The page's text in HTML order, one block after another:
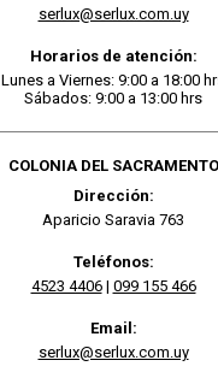
serlux@serlux.com.uy
Horarios de atención:
Lunes a Viernes: 9:00 a 18:00
Sábados: 9:00 a 13:00 hrs
COLONIA DEL SACRAMENTO
Dirección:
Aparicio Saravia 763
Teléfonos:
4523 4406| 099 155 466
Email:
serlux@serlux.com.uy